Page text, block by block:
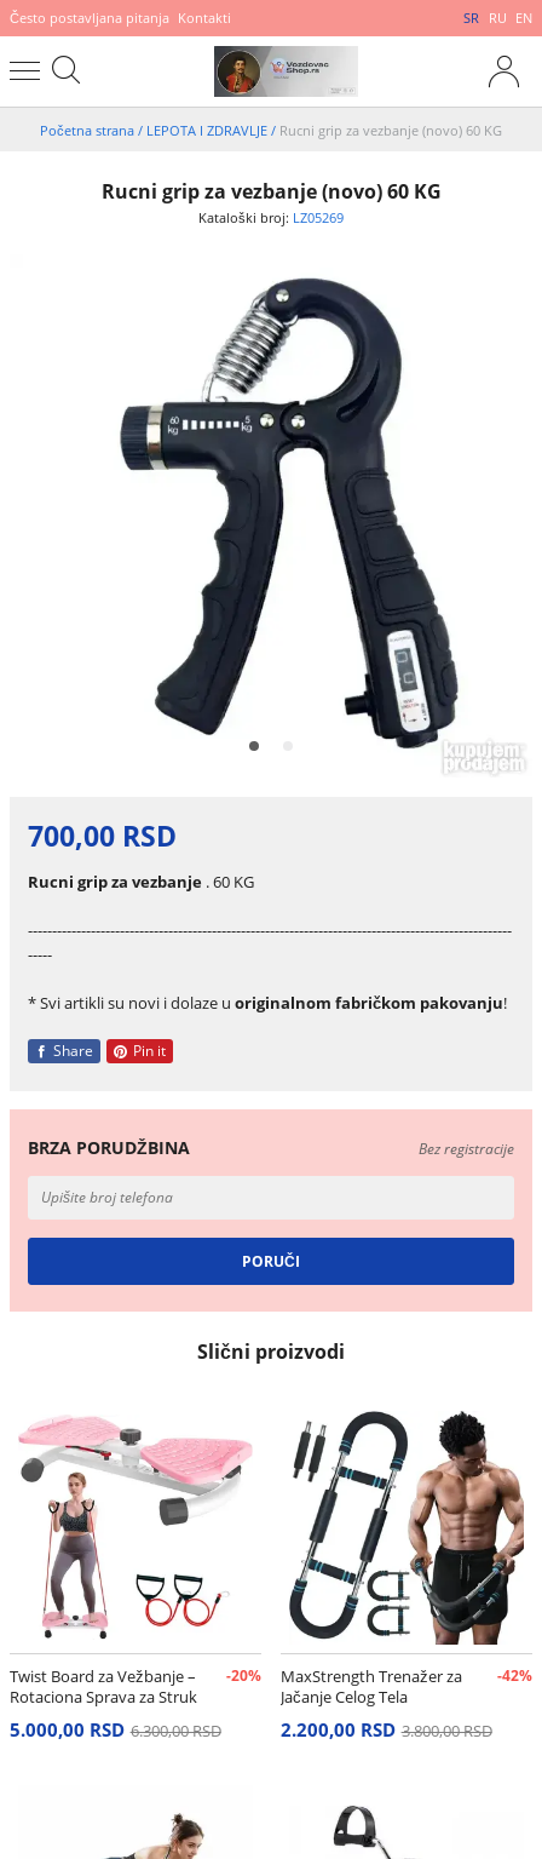
Često postavljana pitanja Kontakti SR RU EN
Početna strana / LEPOTA I ZDRAVLJE / Rucni grip za vezbanje (novo) 60 KG
Rucni grip za vezbanje (novo) 60 KG
Kataloški broj: LZ05269
700,00 RSD
Rucni grip za vezbanje. 60 KG
----------------------------------------------------------------------------------------------------
-----
* Svi artikli su novi i dolaze u originalnom fabričkom pakovanju!
Share Pin it
BRZA PORUDŽBINA Bez registracije
Slični proizvodi
Twist Board za Vežbanje –
Rotaciona Sprava za Struk
-20%
5.000,00 RSD 6.300,00 RSD
MaxStrength Trenažer za
Jačanje Celog Tela
-42%
2.200,00 RSD 3.800,00 RSD